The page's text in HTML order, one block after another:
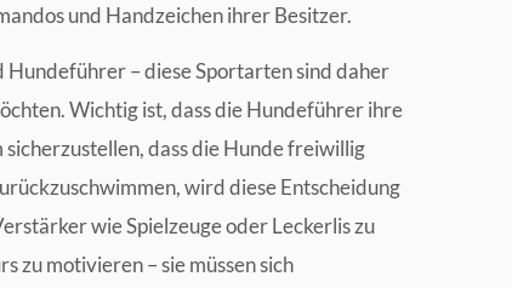
und Handzeichen ihrer Besitzer.
– diese Sportarten sind daher
Wichtig ist, dass die Hundeführer ihre
dass die Hunde freiwillig
wird diese Entscheidung
wie Spielzeuge oder Leckerlis zu
zu motivieren – sie müssen sich